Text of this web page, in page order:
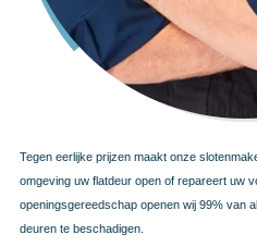
Tegen eerlijke prijzen maakt onze
omgeving uw flatdeur open of repareert uw
openingsgereedschap openen wij 99% van
deuren te beschadigen.